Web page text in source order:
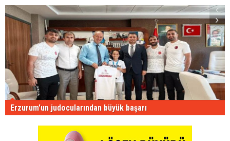
Erzurum'un judocularından büyük başarı